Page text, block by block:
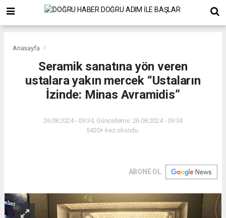
Anasayfa
Seramik sanatına yön veren
ustalara yakın mercek “Ustaların
İzinde: Minas Avramidis”
26.08.2024 - 09:34, Güncelleme: 26.08.2024 - 09:34
5420+ kez okundu.
ABONE OL